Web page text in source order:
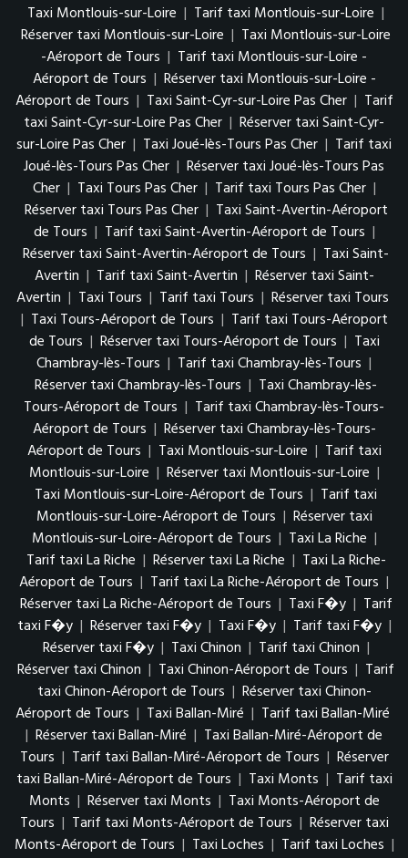
Taxi Montlouis-sur-Loire | Tarif taxi Montlouis-sur-Loire |
Réserver taxi Montlouis-sur-Loire | Taxi Montlouis-sur-Loire
-Aéroport de Tours | Tarif taxi Montlouis-sur-Loire -
Aéroport de Tours | Réserver taxi Montlouis-sur-Loire -
Aéroport de Tours | Taxi Saint-Cyr-sur-Loire Pas Cher | Tarif
taxi Saint-Cyr-sur-Loire Pas Cher | Réserver taxi Saint-Cyr-
sur-Loire Pas Cher | Taxi Joué-lès-Tours Pas Cher | Tarif taxi
Joué-lès-Tours Pas Cher | Réserver taxi Joué-lès-Tours Pas
Cher | Taxi Tours Pas Cher | Tarif taxi Tours Pas Cher |
Réserver taxi Tours Pas Cher | Taxi Saint-Avertin-Aéroport
de Tours | Tarif taxi Saint-Avertin-Aéroport de Tours |
Réserver taxi Saint-Avertin-Aéroport de Tours | Taxi Saint-
Avertin | Tarif taxi Saint-Avertin | Réserver taxi Saint-
Avertin | Taxi Tours | Tarif taxi Tours | Réserver taxi Tours
| Taxi Tours-Aéroport de Tours | Tarif taxi Tours-Aéroport
de Tours | Réserver taxi Tours-Aéroport de Tours | Taxi
Chambray-lès-Tours | Tarif taxi Chambray-lès-Tours |
Réserver taxi Chambray-lès-Tours | Taxi Chambray-lès-
Tours-Aéroport de Tours | Tarif taxi Chambray-lès-Tours-
Aéroport de Tours | Réserver taxi Chambray-lès-Tours-
Aéroport de Tours | Taxi Montlouis-sur-Loire | Tarif taxi
Montlouis-sur-Loire | Réserver taxi Montlouis-sur-Loire |
Taxi Montlouis-sur-Loire-Aéroport de Tours | Tarif taxi
Montlouis-sur-Loire-Aéroport de Tours | Réserver taxi
Montlouis-sur-Loire-Aéroport de Tours | Taxi La Riche |
Tarif taxi La Riche | Réserver taxi La Riche | Taxi La Riche-
Aéroport de Tours | Tarif taxi La Riche-Aéroport de Tours |
Réserver taxi La Riche-Aéroport de Tours | Taxi F�y | Tarif
taxi F�y | Réserver taxi F�y | Taxi F�y | Tarif taxi F�y |
Réserver taxi F�y | Taxi Chinon | Tarif taxi Chinon |
Réserver taxi Chinon | Taxi Chinon-Aéroport de Tours | Tarif
taxi Chinon-Aéroport de Tours | Réserver taxi Chinon-
Aéroport de Tours | Taxi Ballan-Miré | Tarif taxi Ballan-Miré
| Réserver taxi Ballan-Miré | Taxi Ballan-Miré-Aéroport de
Tours | Tarif taxi Ballan-Miré-Aéroport de Tours | Réserver
taxi Ballan-Miré-Aéroport de Tours | Taxi Monts | Tarif taxi
Monts | Réserver taxi Monts | Taxi Monts-Aéroport de
Tours | Tarif taxi Monts-Aéroport de Tours | Réserver taxi
Monts-Aéroport de Tours | Taxi Loches | Tarif taxi Loches |